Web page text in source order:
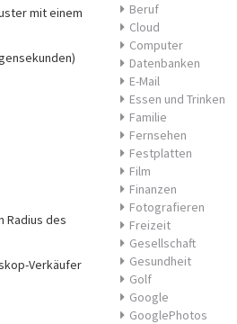
mit einem
Radius des
Verkäufer
Beruf
Cloud
Computer
Datenbanken
E-Mail
Essen und Trinken
Familie
Fernsehen
Festplatten
Film
Finanzen
Fotografieren
Freizeit
Gesellschaft
Gesundheit
Golf
Google
GooglePhotos